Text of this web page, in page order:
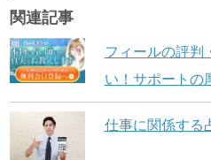
関連記事
フィールの評判
い！サポートの
仕事に関係する